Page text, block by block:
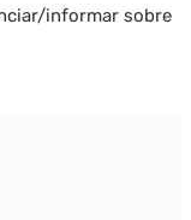
informar sobre